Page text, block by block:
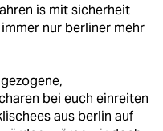
is mit sicherheit
nur berliner mehr
bei euch einreiten
aus berlin auf